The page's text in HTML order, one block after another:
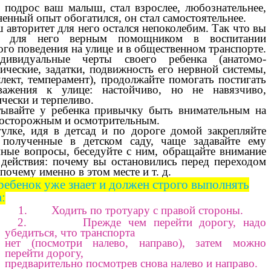
ваш малыш, стал взрослее, любознательнее,
опыт обогатился, он стал самостоятельнее.
для него остался непоколебим. Так что вы
для него верным помощником в воспитании
поведения на улице и в общественном транспорте.
черты своего ребенка (анатомо-
задатки, подвижность его нервной системы,
темперамент), продолжайте помогать постигать
к улице: настойчиво, но не навязчиво,
и терпеливо.
у ребенка привычку быть внимательным на
и осмотрительным.
идя в детсад и по дороге домой закрепляйте
полученные в детском саду, чаще задавайте ему
вопросы, беседуйте с ним, обращайте внимание
почему вы остановились перед переходом
именно в этом месте и т. д.
уже знает и должен строго выполнять
1. Ходить по тротуару с правой стороны.
2. Прежде чем перейти дорогу, надо
убедиться, что транспорта
нет (посмотри налево, направо), затем можно
перейти дорогу,
предварительно посмотрев снова налево и направо.